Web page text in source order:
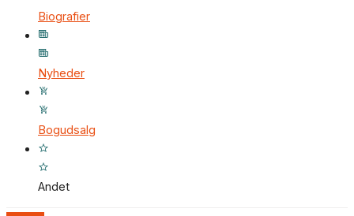
Biografier
Nyheder
Bogudsalg
Andet